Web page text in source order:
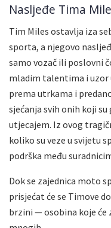
Nasljeđe Tima
Tim Miles ostavlja iza
sporta, a njegovo
samo vozač ili poslovni
mladim talentima i uzor
prema utrkama i
sjećanja svih onih koji
utjecajem. Iz ovog
koliko su veze u svijetu
podrška među
Dok se zajednica moto
prisjećat će se Timove
brzini — osobina koje će